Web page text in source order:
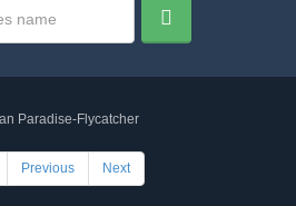
Previous Next